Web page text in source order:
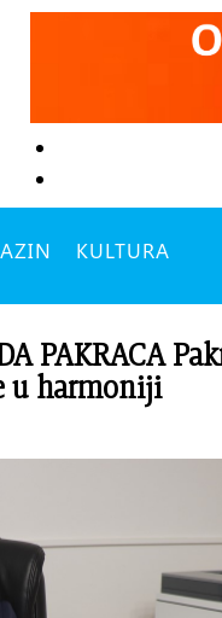
KULTURA
PAKRACA
u harmoniji